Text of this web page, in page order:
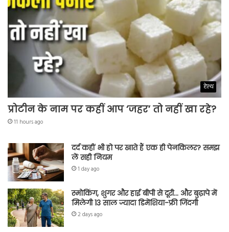
हेल्थ
प्रोटीन के नाम पर कहीं आप ‘जहर’ तो नहीं खा रहे?
11 hours ago
दर्द कहीं भी हो पर खाते हैं एक ही पेनकिलर? समझ
लें सही नियम
1 day ago
स्मोकिंग, शुगर और हाई बीपी से दूरी… और बुढ़ापे में
मिलेगी 13 साल ज्यादा डिमेंशिया-फ्री जिंदगी
2 days ago